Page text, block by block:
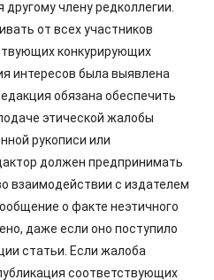
члену редколлегии.
от всех участников
конкурирующих
интересов была выявлена
обязана обеспечить
этической жалобы
рукописи или
должен предпринимать
взаимодействии с издателем
о факте неэтичного
даже если оно поступило
статьи. Если жалоба
соответствующих